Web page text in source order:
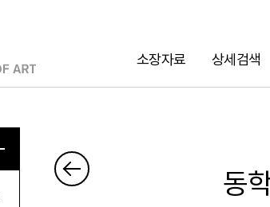
소장자료 상세검색
동